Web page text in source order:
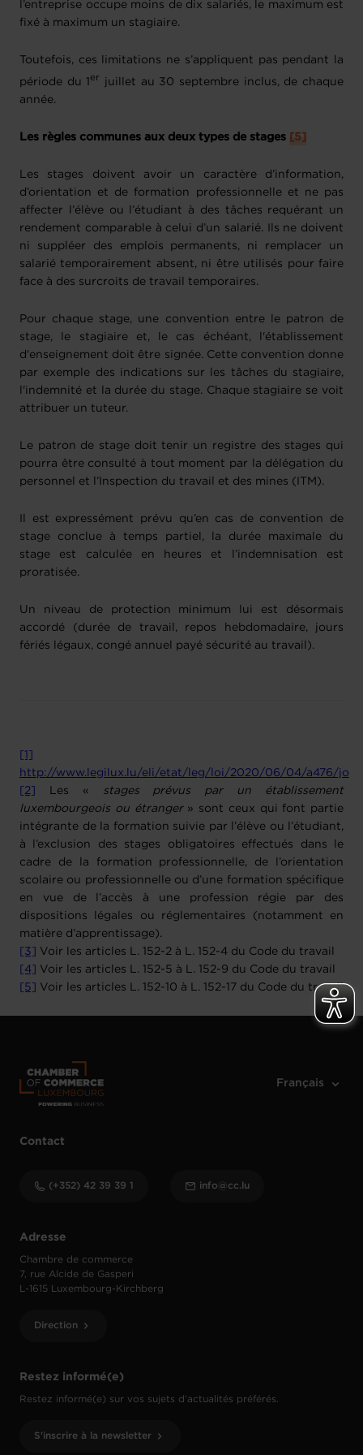
l’entreprise occupe moins de dix salariés, le maximum est
fixé à maximum un stagiaire.
Toutefois, ces limitations ne s’appliquent pas pendant la
période du 1 er
juillet au 30 septembre inclus, de chaque
année.
Les règles communes aux deux types de stages [5]
Les stages doivent avoir un caractère d’information,
d’orientation et de formation professionnelle et ne pas
affecter l’élève ou l’étudiant à des tâches requérant un
rendement comparable à celui d’un salarié. Ils ne doivent
ni suppléer des emplois permanents, ni remplacer un
salarié temporairement absent, ni être utilisés pour faire
face à des surcroits de travail temporaires.
Pour chaque stage, une convention entre le patron de
stage, le stagiaire et, le cas échéant, l'établissement
d'enseignement doit être signée. Cette convention donne
par exemple des indications sur les tâches du stagiaire,
l'indemnité et la durée du stage. Chaque stagiaire se voit
attribuer un tuteur.
Le patron de stage doit tenir un registre des stages qui
pourra être consulté à tout moment par la délégation du
personnel et l’Inspection du travail et des mines (ITM).
Il est expressément prévu qu’en cas de convention de
stage conclue à temps partiel, la durée maximale du
stage est calculée en heures et l’indemnisation est
proratisée.
Un niveau de protection minimum lui est désormais
accordé (durée de travail, repos hebdomadaire, jours
fériés légaux, congé annuel payé sécurité au travail).
[1]
http://www.legilux.lu/eli/etat/leg/loi/2020/06/04/a476/jo
[2]
Les «
stages prévus par un établissement
luxembourgeois ou étranger » sont ceux qui font partie
intégrante de la formation suivie par l’élève ou l’étudiant,
à l’exclusion des stages obligatoires effectués dans le
cadre de la formation professionnelle, de l’orientation
scolaire ou professionnelle ou d’une formation spécifique
en vue de l’accès à une profession régie par des
dispositions légales ou réglementaires (notamment en
matière d’apprentissage).
[3]
Voir les articles L. 152-2 à L. 152-4 du Code du travail
[4]
Voir les articles L. 152-5 à L. 152-9 du Code du travail
[5]
Voir les articles L. 152-10 à L. 152-17 du Code du travail
Restez informé(e)
Restez informé(e) sur vos sujets d’actualités préférés.
S'inscrire à la newsletter
Adresse
Chambre de commerce
7, rue Alcide de Gasperi
L-1615 Luxembourg-Kirchberg
Direction
Contact
(+352) 42 39 39 1 info@cc.lu